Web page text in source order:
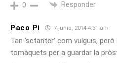
0 Responder
Paco Pi 7 junio, 2014 4:31 am
Tan ‘setanter’ com vulguis,
tomàquets per a guardar la